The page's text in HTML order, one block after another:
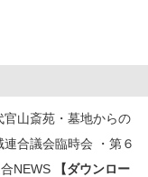
官山斎苑・墓地からの
合議会臨時会 ・第６
NEWS
【ダウンロー